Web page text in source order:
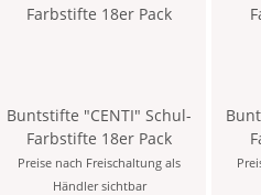
Buntstifte "CENTI" Schul-
Farbstifte 18er Pack
Preise nach Freischaltung als
Händler sichtbar